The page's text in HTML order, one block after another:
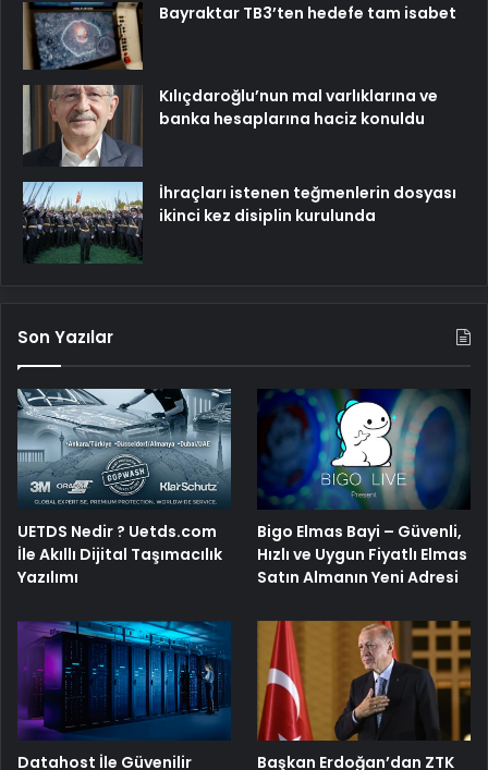
Bayraktar TB3’ten hedefe tam isabet
Kılıçdaroğlu’nun mal varlıklarına ve
banka hesaplarına haciz konuldu
İhraçları istenen teğmenlerin dosyası
ikinci kez disiplin kurulunda
Son Yazılar
UETDS Nedir ? Uetds.com
İle Akıllı Dijital Taşımacılık
Yazılımı
Bigo Elmas Bayi – Güvenli,
Hızlı ve Uygun Fiyatlı Elmas
Satın Almanın Yeni Adresi
Datahost İle Güvenilir Başkan Erdoğan’dan ZTK